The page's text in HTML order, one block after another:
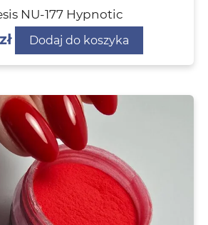
NU-177 Hypnotic
zł Dodaj do koszyka